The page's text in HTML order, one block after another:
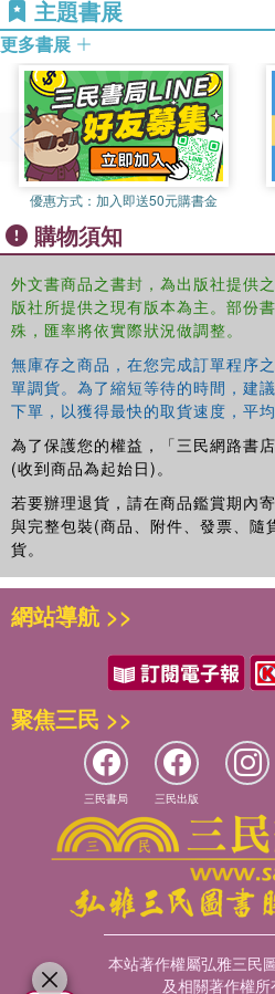
Islamic Fundamentalism since
authoritative account of the
Islamic fundamentalism, a
grabbed the headlines as a
potentially revolutionary trend
valuable resource for students
history, effects and
movements
主題書展
更多書展
優惠方式： 加入即送50元購書金
購物須知
外文書商品之書封，為出版社提供
版社所提供之現有版本為主。部份
殊，匯率將依實際狀況做調整。
無庫存之商品，在您完成訂單程序
單調貨。為了縮短等待的時間，建
下單，以獲得最快的取貨速度，平
為了保護您的權益，「三民網路書店
(收到商品為起始日)。
若要辦理退貨，請在商品鑑賞期內
與完整包裝(商品、附件、發票、隨
貨。
網站導航 >>
聚焦三民 >>
三民書局 三民出版
本站著作權屬弘雅三民
及相關著作權